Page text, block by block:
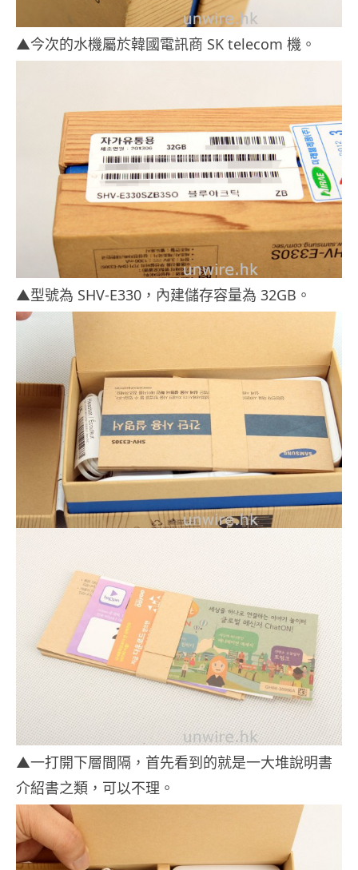
▲今次的水機屬於韓國電訊商 SK telecom 機。
▲型號為 SHV-E330，內建儲存容量為 32GB。
▲一打開下層間隔，首先看到的就是一大堆說明書
介紹書之類，可以不理。